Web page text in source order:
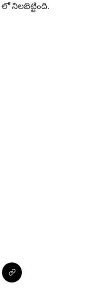
నిలబెట్టింది.